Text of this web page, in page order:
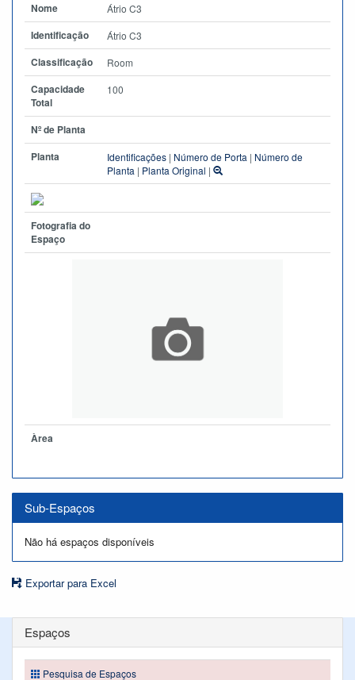
Nome
Átrio C3
Identificação Átrio C3
Classificação Room
Capacidade
Total
100
Nº de Planta
Planta
Identificações | Número de Porta | Número de
Planta | Planta Original |
Fotografia do
Espaço
Àrea
Sub-Espaços
Não há espaços disponíveis
Exportar para Excel
Espaços
Pesquisa de Espaços